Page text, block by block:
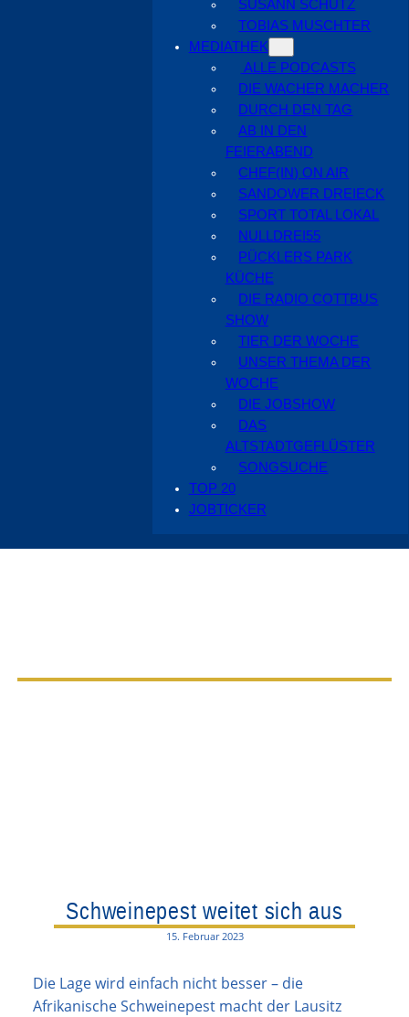
SUSANN SCHÜTZ
TOBIAS MUSCHTER
MEDIATHEK
ALLE PODCASTS
DIE WACHER MACHER
DURCH DEN TAG
AB IN DEN
FEIERABEND
CHEF(IN) ON AIR
SANDOWER DREIECK
SPORT TOTAL LOKAL
NULLDREI55
PÜCKLERS PARK
KÜCHE
DIE RADIO COTTBUS
SHOW
TIER DER WOCHE
UNSER THEMA DER
WOCHE
DIE JOBSHOW
DAS
ALTSTADTGEFLÜSTER
SONGSUCHE
TOP 20
JOBTICKER
Schweinepest weitet sich aus
15. Februar 2023
Die Lage wird einfach nicht besser – die
Afrikanische Schweinepest macht der Lausitz